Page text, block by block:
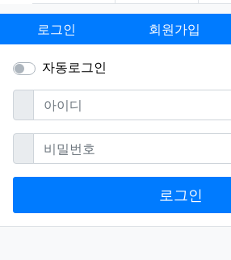
로그인 회원가입
자동로그인
아이디필수
비밀번호필수
로그인